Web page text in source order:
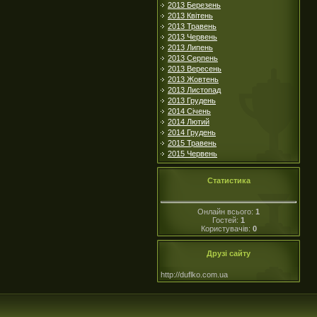
2013 Березень
2013 Квітень
2013 Травень
2013 Червень
2013 Липень
2013 Серпень
2013 Вересень
2013 Жовтень
2013 Листопад
2013 Грудень
2014 Січень
2014 Лютий
2014 Грудень
2015 Травень
2015 Червень
Статистика
Онлайн всього: 1
Гостей: 1
Користувачів: 0
Друзі сайту
http://duflko.com.ua